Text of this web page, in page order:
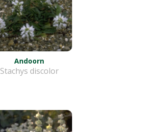
Andoorn
Stachys discolor